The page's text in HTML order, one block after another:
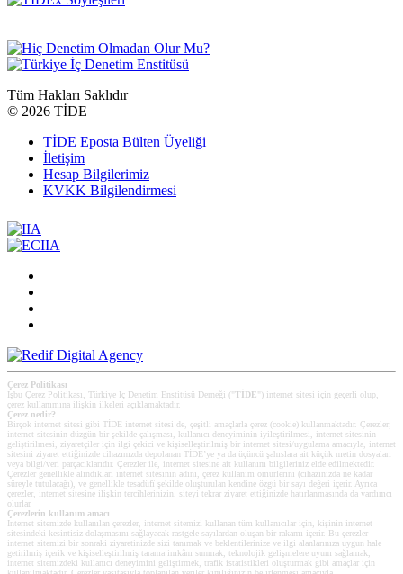
Tüm Hakları Saklıdır
© 2026 TİDE
TİDE Eposta Bülten Üyeliği
İletişim
Hesap Bilgilerimiz
KVKK Bilgilendirmesi
Çerez Politikası
İşbu Çerez Politikası, Türkiye İç Denetim Enstitüsü Derneği (" TİDE ") internet sitesi için geçerli olup,
çerez kullanımına ilişkin ilkeleri açıklamaktadır.
Çerez nedir?
Birçok internet sitesi gibi TİDE internet sitesi de, çeşitli amaçlarla çerez (cookie) kullanmaktadır. Çerezler;
internet sitesinin düzgün bir şekilde çalışması, kullanıcı deneyiminin iyileştirilmesi, internet sitesinin
geliştirilmesi, ziyaretçiler için ilgi çekici ve kişiselleştirilmiş bir internet sitesi/uygulama amacıyla, internet
sitesini ziyaret ettiğinizde cihazınızda depolanan TİDE’ye ya da üçüncü şahıslara ait küçük metin dosyaları
veya bilgi/veri parçacıklarıdır. Çerezler ile, internet sitesine ait kullanım bilgileriniz elde edilmektedir.
Çerezler genellikle alındıkları internet sitesinin adını, çerez kullanım ömürlerini (cihazınızda ne kadar
süreyle tutulacağı), ve genellikle tesadüfî şekilde oluşturulan kendine özgü bir sayı değeri içerir. Ayrıca
çerezler, internet sitesine ilişkin tercihlerinizin, siteyi tekrar ziyaret ettiğinizde hatırlanmasında da yardımcı
olurlar.
Çerezlerin kullanım amacı
Internet sitemizde kullanılan çerezler, internet sitemizi kullanan tüm kullanıcılar için, kişinin internet
sitesindeki kesintisiz dolaşmasını sağlayacak rastgele sayılardan oluşan bir rakamı içerir. Bu çerezler
internet sitemizi bir sonraki ziyaretinizde sizi tanımak ve beklentilerinize ve ilgi alanlarınıza uygun hale
getirilmiş içerik ve kişiselleştirilmiş tarama imkânı sunmak, teknolojik gelişmelere uyum sağlamak,
internet sitemizdeki kullanıcı deneyimini geliştirmek, trafik istatistikleri oluşturmak gibi amaçlar için